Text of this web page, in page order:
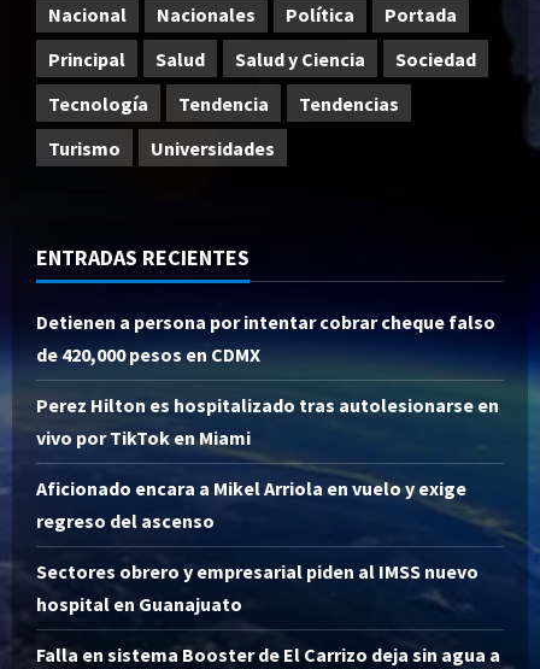
Nacional
Nacionales Política
Portada
Principal
Salud Salud y Ciencia
Sociedad
Tecnología
Tendencia
Tendencias
Turismo
Universidades
ENTRADAS RECIENTES
Detienen a persona por intentar cobrar cheque falso
de 420,000 pesos en CDMX
Perez Hilton es hospitalizado tras autolesionarse en
vivo por TikTok en Miami
Aficionado encara a Mikel Arriola en vuelo y exige
regreso del ascenso
Sectores obrero y empresarial piden al IMSS nuevo
hospital en Guanajuato
Falla en sistema Booster de El Carrizo deja sin agua a